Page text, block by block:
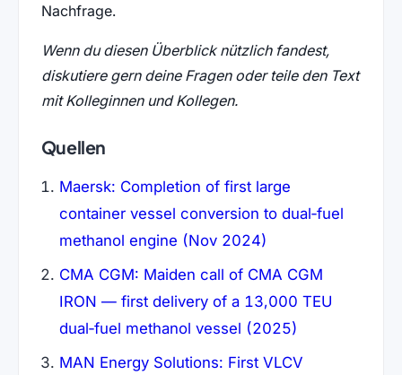
Nachfrage.
Wenn du diesen Überblick nützlich fandest,
diskutiere gern deine Fragen oder teile den Text
mit Kolleginnen und Kollegen.
Quellen
Maersk: Completion of first large
container vessel conversion to dual‑fuel
methanol engine (Nov 2024)
CMA CGM: Maiden call of CMA CGM
IRON — first delivery of a 13,000 TEU
dual‑fuel methanol vessel (2025)
MAN Energy Solutions: First VLCV